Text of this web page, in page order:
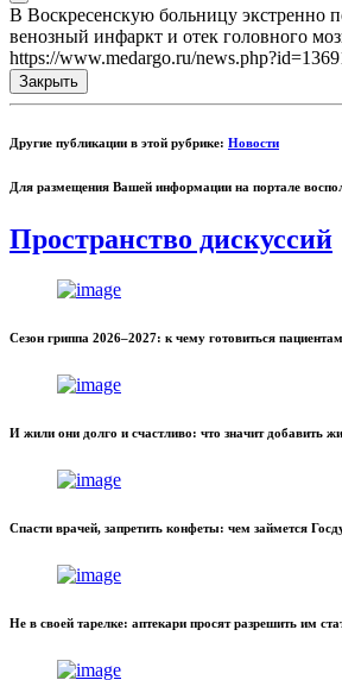
В Воскресенскую больницу экстренно
венозный инфаркт и отек головного
https://www.medargo.ru/
Закрыть
Другие публикации в этой рубрике: Новости
Для размещения Вашей информации на портале
Пространство дискуссий
Сезон гриппа 2026–2027: к чему готовиться
И жили они долго и счастливо: что значит добавить
Спасти врачей, запретить конфеты: чем займется
Не в своей тарелке: аптекари просят разрешить им